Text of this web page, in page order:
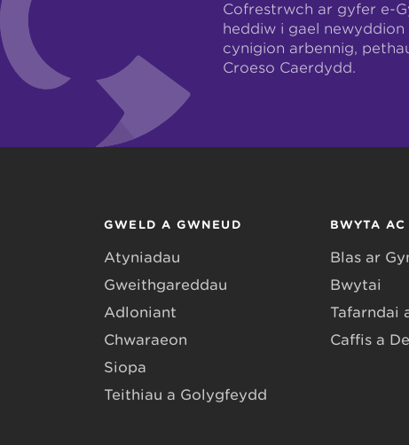
Cofrestrwch ar gyfer e-
heddiw i gael
cynigion arbennig,
Croeso Caerdydd.
GWELD A GWNEUD
Atyniadau
Gweithgareddau
Adloniant
Chwaraeon
Siopa
Teithiau a Golygfeydd
BWYTA AC
Blas ar
Bwytai
Tafarndai
Caffis a